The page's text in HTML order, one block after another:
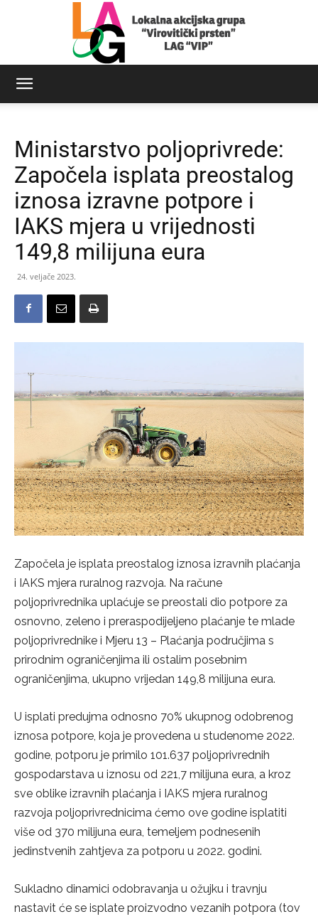
Virovitički
prsten
Ministarstvo poljoprivrede:
Započela isplata preostalog
iznosa izravne potpore i
IAKS mjera u vrijednosti
149,8 milijuna eura
24. veljače 2023.
Započela je isplata preostalog iznosa izravnih plaćanja
i IAKS mjera ruralnog razvoja. Na račune
poljoprivrednika uplaćuje se preostali dio potpore za
osnovno, zeleno i preraspodijeljeno plaćanje te mlade
poljoprivrednike i Mjeru 13 – Plaćanja područjima s
prirodnim ograničenjima ili ostalim posebnim
ograničenjima, ukupno vrijedan 149,8 milijuna eura.
U isplati predujma odnosno 70% ukupnog odobrenog
iznosa potpore, koja je provedena u studenome 2022.
godine, potporu je primilo 101.637 poljoprivrednih
gospodarstava u iznosu od 221,7 milijuna eura, a kroz
sve oblike izravnih plaćanja i IAKS mjera ruralnog
razvoja poljoprivrednicima ćemo ove godine isplatiti
više od 370 milijuna eura, temeljem podnesenih
jedinstvenih zahtjeva za potporu u 2022. godini.
Sukladno dinamici odobravanja u ožujku i travnju
nastavit će se isplate proizvodno vezanih potpora (tov